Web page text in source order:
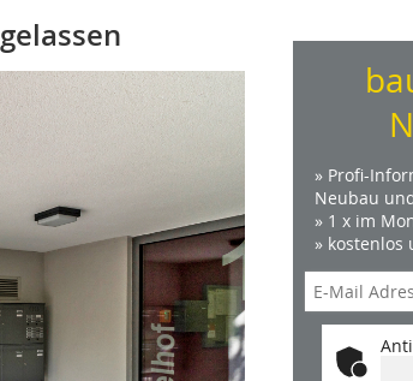
» Profi-
Neubau
» 1 x im
»